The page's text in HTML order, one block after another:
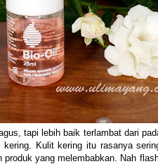
tapi lebih baik terlambat dari
Kulit kering itu rasanya
yang melembabkan. Nah